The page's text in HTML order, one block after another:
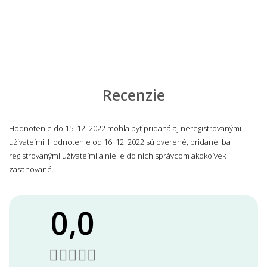
Recenzie
Hodnotenie do 15. 12. 2022 mohla byť pridaná aj neregistrovanými
užívateľmi. Hodnotenie od 16. 12. 2022 sú overené, pridané iba
registrovanými užívateľmi a nie je do nich správcom akokoľvek
zasahované.
0,0